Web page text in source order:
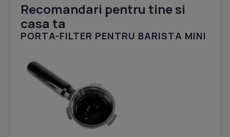
Recomandari pentru tine si
casa ta
PORTA-FILTER PENTRU BARISTA MINI